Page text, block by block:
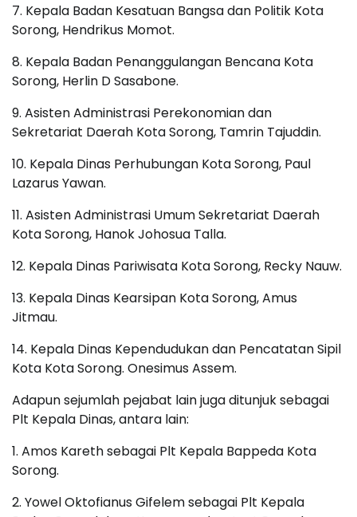
7. Kepala Badan Kesatuan Bangsa dan Politik Kota
Sorong, Hendrikus Momot.
8. Kepala Badan Penanggulangan Bencana Kota
Sorong, Herlin D Sasabone.
9. Asisten Administrasi Perekonomian dan
Sekretariat Daerah Kota Sorong, Tamrin Tajuddin.
10. Kepala Dinas Perhubungan Kota Sorong, Paul
Lazarus Yawan.
11. Asisten Administrasi Umum Sekretariat Daerah
Kota Sorong, Hanok Johosua Talla.
12. Kepala Dinas Pariwisata Kota Sorong, Recky Nauw.
13. Kepala Dinas Kearsipan Kota Sorong, Amus
Jitmau.
14. Kepala Dinas Kependudukan dan Pencatatan Sipil
Kota Kota Sorong. Onesimus Assem.
Adapun sejumlah pejabat lain juga ditunjuk sebagai
Plt Kepala Dinas, antara lain:
1. Amos Kareth sebagai Plt Kepala Bappeda Kota
Sorong.
2. Yowel Oktofianus Gifelem sebagai Plt Kepala